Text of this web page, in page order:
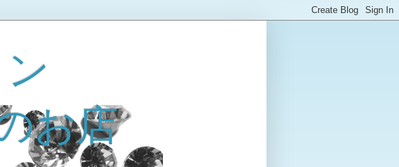
お店